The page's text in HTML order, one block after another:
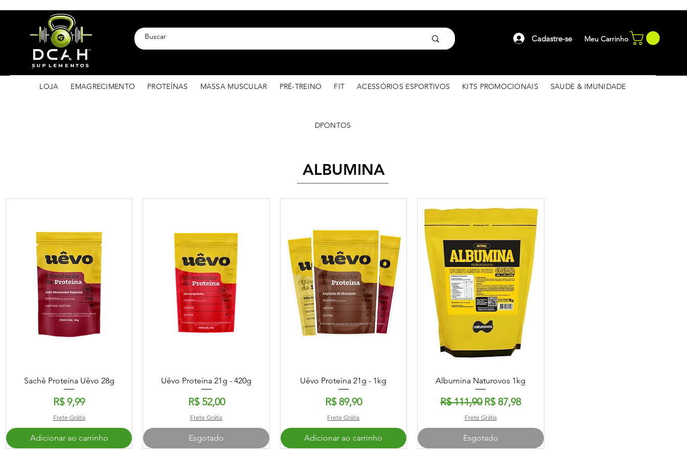
Cadastre-se Meu Carrinho
LOJA EMAGRECIMENTO PROTEÍNAS MASSA MUSCULAR PRÉ-TREINO FIT ACESSÓRIOS ESPORTIVOS KITS PROMOCIONAIS SAUDE & IMUNIDADE
DPONTOS
ALBUMINA
Visualização rápida
Sachê Proteína Uêvo 28g
Preço
R$ 9,99
Frete Grátis
Adicionar ao carrinho
Visualização rápida
Uêvo Proteína 21g - 420g
Preço
R$ 52,00
Frete Grátis
Esgotado
Visualização rápida
Uêvo Proteína 21g - 1kg
Preço
R$ 89,90
Frete Grátis
Adicionar ao carrinho
Visualização rápida
Albumina Naturovos 1kg
Preço normal
R$ 111,90 Preço promocional
R$ 87,98
Frete Grátis
Esgotado